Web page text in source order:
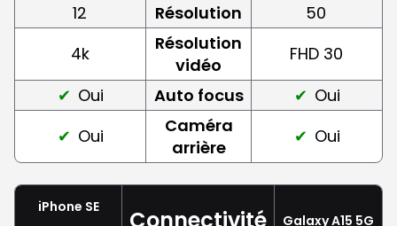
12
Résolution
50
4k
Résolution
vidéo
FHD 30
Oui
Auto focus
Oui
Oui
Caméra
arrière
Oui
iPhone SE
Connectivité Galaxy A15 5G